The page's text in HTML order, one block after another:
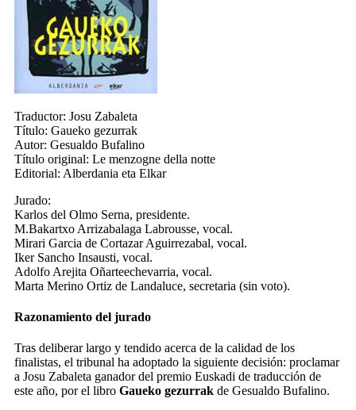
Traductor: Josu Zabaleta
Título: Gaueko gezurrak
Autor: Gesualdo Bufalino
Título original: Le menzogne della notte
Editorial: Alberdania eta Elkar
Jurado:
Karlos del Olmo Serna, presidente.
M.Bakartxo Arrizabalaga Labrousse, vocal.
Mirari Garcia de Cortazar Aguirrezabal, vocal.
Iker Sancho Insausti, vocal.
Adolfo Arejita Oñarteechevarria, vocal.
Marta Merino Ortiz de Landaluce, secretaria (sin voto).
Razonamiento del jurado
Tras deliberar largo y tendido acerca de la calidad de los
finalistas, el tribunal ha adoptado la siguiente decisión: proclamar
a Josu Zabaleta ganador del premio Euskadi de traducción de
este año, por el libro Gaueko gezurrak de Gesualdo Bufalino.